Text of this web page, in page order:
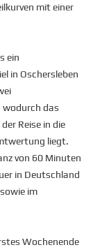
mit einer
ein
in Oschersleben
wodurch das
Reise in die
liegt.
von 60 Minuten
in Deutschland
im
Wochenende